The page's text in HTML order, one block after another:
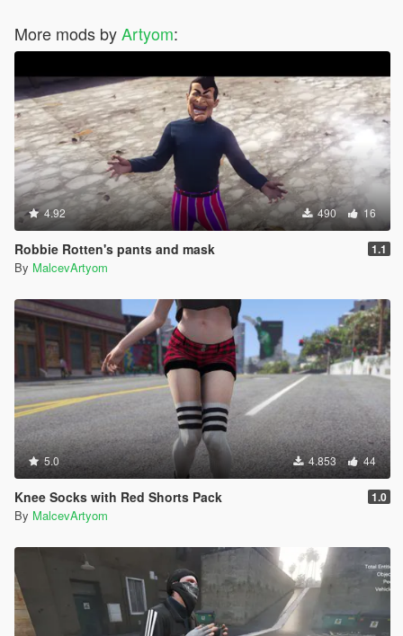
More mods byArtyom:
4.92 490 16
Robbie Rotten's pants and mask 1.1
By MalcevArtyom
5.0 4.853 44
Knee Socks with Red Shorts Pack 1.0
By MalcevArtyom